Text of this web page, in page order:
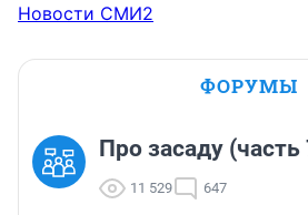
Новости СМИ2
ФОРУМЫ
Про засаду (часть
11 529 647